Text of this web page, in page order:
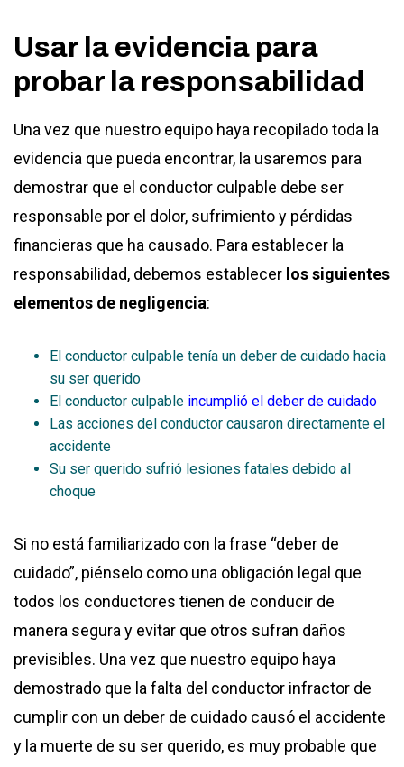
Usar la evidencia para
probar la responsabilidad
Una vez que nuestro equipo haya recopilado toda la
evidencia que pueda encontrar, la usaremos para
demostrar que el conductor culpable debe ser
responsable por el dolor, sufrimiento y pérdidas
financieras que ha causado. Para establecer la
responsabilidad, debemos establecer los siguientes
elementos de negligencia:
El conductor culpable tenía un deber de cuidado hacia
su ser querido
El conductor culpable incumplió el deber de cuidado
Las acciones del conductor causaron directamente el
accidente
Su ser querido sufrió lesiones fatales debido al
choque
Si no está familiarizado con la frase “deber de
cuidado”, piénselo como una obligación legal que
todos los conductores tienen de conducir de
manera segura y evitar que otros sufran daños
previsibles. Una vez que nuestro equipo haya
demostrado que la falta del conductor infractor de
cumplir con un deber de cuidado causó el accidente
y la muerte de su ser querido, es muy probable que